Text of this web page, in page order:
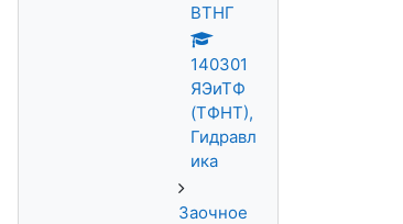
ВТНГ
140301
ЯЭиТФ
(ТФНТ),
Гидравл
ика
Заочное